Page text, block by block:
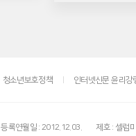
청소년보호정책 인터넷신문 윤리강
등록연월일 : 2012.12.03.
제호 : 셀럽